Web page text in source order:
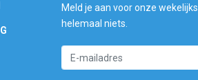
Meld je aan voor onze
helemaal niets.